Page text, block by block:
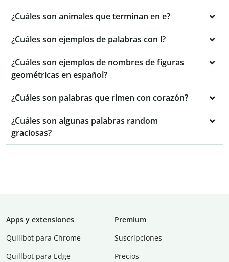
¿Cuáles son animales que terminan en e?
¿Cuáles son ejemplos de palabras con l?
¿Cuáles son ejemplos de nombres de figuras
geométricas en español?
¿Cuáles son palabras que rimen con corazón?
¿Cuáles son algunas palabras random
graciosas?
Apps y extensiones
Quillbot para Chrome
Quillbot para Edge
Premium
Suscripciones
Precios